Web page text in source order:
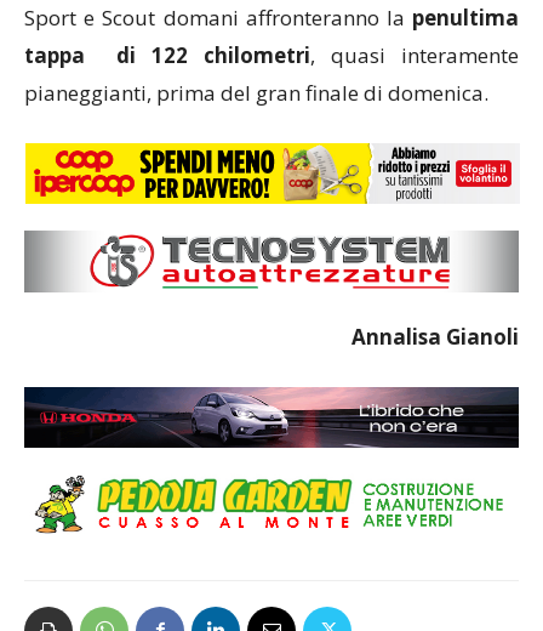
Sport e Scout domani affronteranno la penultima
tappa di 122 chilometri, quasi interamente
pianeggianti, prima del gran finale di domenica.
Annalisa Gianoli